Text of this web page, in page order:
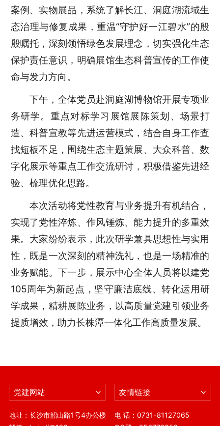
案例、实物展品，系统了解长江、洞庭湖流域生
态治理与修复成果，重温“守护好一江碧水”的殷
殷嘱托，深刻领悟绿色发展理念，切实强化生态
保护责任意识，明确展馆生态科普宣传的工作使
命与发力方向。
下午，全体党员赴洞庭湖博物馆开展专项业
务研学。重点对标学习展馆展陈策划、场景打
造、科普宣教等先进运营模式，结合自身工作查
找短板不足，围绕生态主题策展、大众科普、数
字化展示等重点工作交流研讨，积极借鉴先进经
验、梳理优化思路。
本次活动将党性教育与业务提升有机结合，
实现了党性淬炼、作风锤炼、能力提升的多重效
果。大家纷纷表示，此次研学兼具思想性与实用
性，既是一次深刻的精神洗礼，也是一场精准的
业务赋能。下一步，展示中心全体人员将以建党
105周年为新起点，坚守廉洁底线、转化运用研
学成果，精耕展陈业务，以高质量党建引领业务
提质增效，助力长株潭一体化工作高质量发展。
党建网站 友情链接
地址：长沙市韶山路1号4办公楼
电 话：0731-81127065